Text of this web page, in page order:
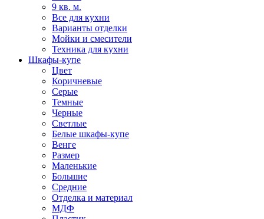
9 кв. м.
Все для кухни
Варианты отделки
Мойки и смесители
Техника для кухни
Шкафы-купе
Цвет
Коричневые
Серые
Темные
Черные
Светлые
Белые шкафы-купе
Венге
Размер
Маленькие
Большие
Средние
Отделка и материал
МДФ